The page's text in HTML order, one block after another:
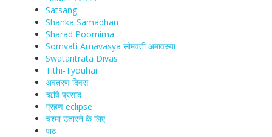
Satsang
Shanka Samadhan
Sharad Poornima
Somvati Amavasya सोमवती अमावस्या
Swatantrata Divas
Tithi-Tyouhar
अवतरण दिवस
ऋषि प्रसाद
ग्रहण eclipse
चश्मा‍ उतारने के लिए
पाठ